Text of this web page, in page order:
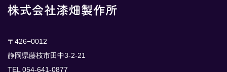
〒426−0012
静岡県藤枝市田中3-2-21
TEL 054-641-0877